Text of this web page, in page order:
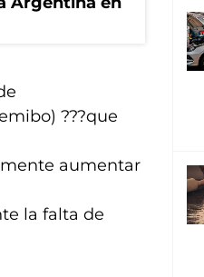
???que
aumentar
la falta de